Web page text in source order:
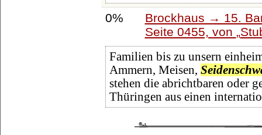
0%
Brockhaus → 15.
Seite 0455, von
Familien bis zu unsern
Ammern, Meisen,
stehen die abrichtbaren oder
Thüringen aus einen